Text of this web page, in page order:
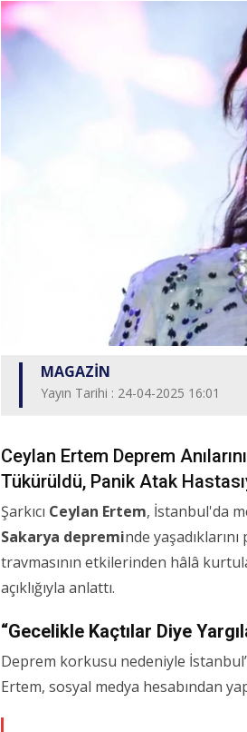
MAGAZİN
Yayın Tarihi : 24-04-2025 16:01
Ceylan Ertem Deprem
Tükürüldü, Panik Atak
Şarkıcı Ceylan Ertem, İstanbul'da
Sakarya depreminde
travmasının etkilerinden hâlâ
açıklığıyla anlattı.
“Gecelikle Kaçtılar Diye
Deprem korkusu nedeniyle
Ertem, sosyal medya hesabından